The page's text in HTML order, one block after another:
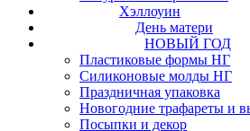
Хэллоуин
День матери
НОВЫЙ ГОД
Пластиковые формы НГ
Силиконовые молды НГ
Праздничная упаковка
Новогодние трафареты и
Посыпки и декор